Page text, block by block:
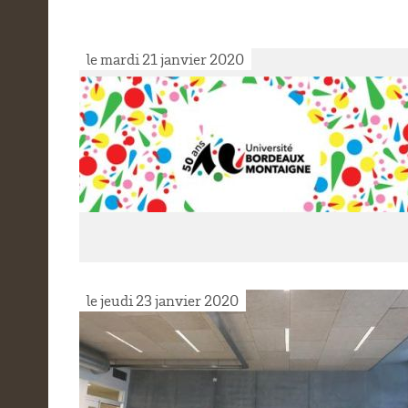
le mardi 21 janvier 2020
le jeudi 23 janvier 2020